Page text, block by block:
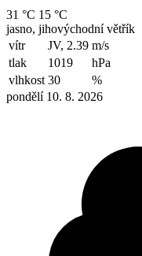
31 °C 15 °C
jasno, jihovýchodní větřík
vítr
JV, 2.39 m/s
tlak
1019
hPa
vlhkost 30
%
pondělí 10. 8. 2026